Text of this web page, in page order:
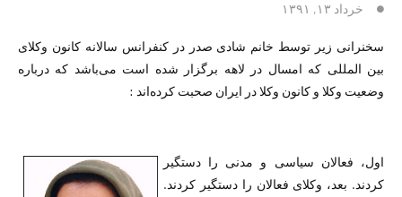
خرداد ۱۳, ۱۳۹۱
سخنرانی زیر توسط خانم شادی صدر در کنفرانس سالانه کانون وکلای
بین المللی که امسال در لاهه برگزار شده است می‌باشد که درباره
وضعیت وکلا و کانون وکلا در ایران صحبت کرده‌اند :
اول، فعالان سیاسی و مدنی را دستگیر
کردند. بعد، وکلای فعالان را دستگیر کردند.